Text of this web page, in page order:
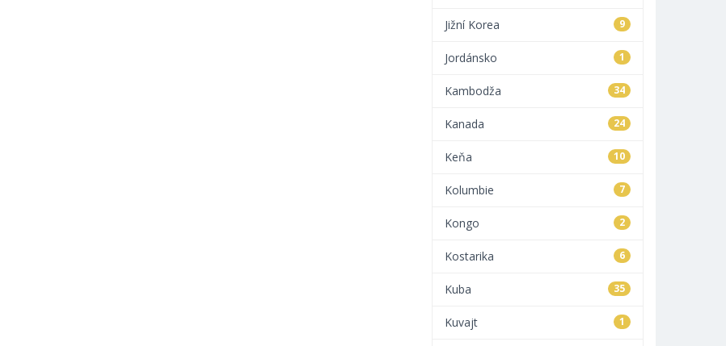
9
Jižní Korea
1
Jordánsko
34
Kambodža
24
Kanada
10
Keňa
7
Kolumbie
2
Kongo
6
Kostarika
35
Kuba
1
Kuvajt